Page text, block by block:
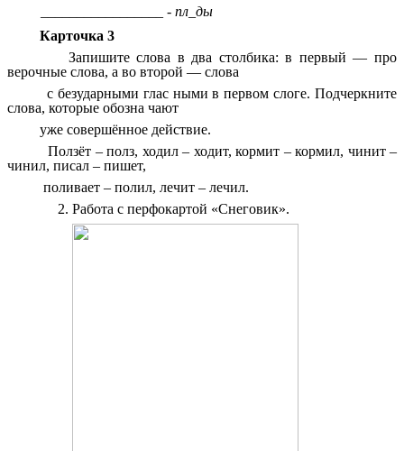
_________________ - пл_ды
Карточка 3
Запишите слова в два столбика: в первый — про
верочные слова, а во второй — слова
с безударными глас ными в первом слоге. Подчеркните
слова, которые обозна чают
уже совершённое действие.
Ползёт – полз, ходил – ходит, кормит – кормил, чинит –
чинил, писал – пишет,
поливает – полил, лечит – лечил.
Работа с перфокартой «Снеговик».